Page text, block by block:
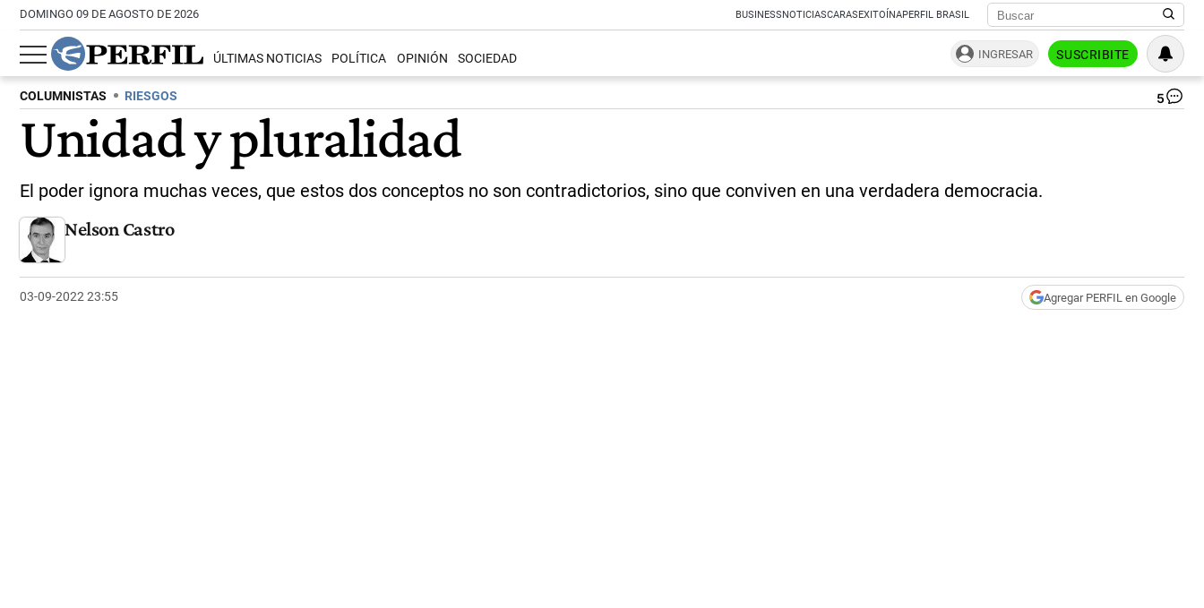
DOMINGO 09 DE AGOSTO DE 2026 BUSINESSNOTICIASCARASEXITOÍNAPERFIL BRASIL
ÚLTIMAS NOTICIAS POLÍTICA OPINIÓN SOCIEDAD INGRESAR SUSCRIBITE
COLUMNISTAS RIESGOS 5
Unidad y pluralidad
El poder ignora muchas veces, que estos dos conceptos no son contradictorios, sino que conviven en una verdadera democracia.
Nelson Castro
03-09-2022 23:55 Agregar PERFIL en Google